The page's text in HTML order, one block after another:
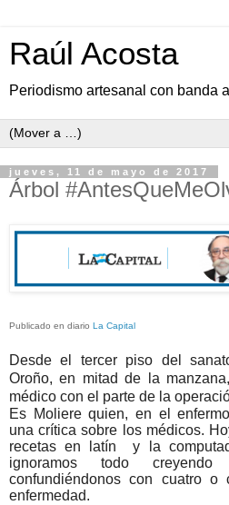
Raúl Acosta
Periodismo artesanal con banda
jueves, 11 de mayo de 2017
Árbol
Publicado en diario La Capital
Desde el tercer piso del
Oroño, en mitad de la
médico con el parte de la
Es Moliere quien, en el
una crítica sobre los médicos.
recetas en latín y la
ignoramos todo
confundiéndonos con cuatro o
enfermedad.